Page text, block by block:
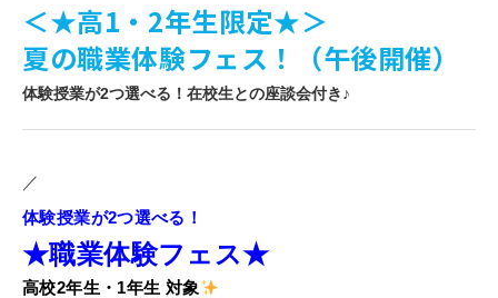
寄付金のご案内
よくあるご質問
卒業生の皆さまへ
新着情報
＜★高1・2年生限定★＞
夏の職業体験フェス！（午後開催）
体験授業が2つ選べる！在校生との座談会付き♪
／
体験授業が2つ選べる！
★職業体験フェス★
高校2年生・1年生 対象